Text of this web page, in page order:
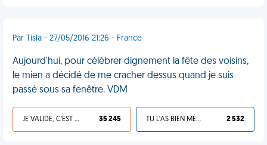
Par Tisla - 27/05/2016 21:26 - France
Aujourd'hui, pour célébrer dignement la fête des voisins,
le mien a décidé de me cracher dessus quand je suis
passé sous sa fenêtre. VDM
JE VALIDE, C'EST UNE VDM 35 245 TU L'AS BIEN MÉRITÉ 2 532